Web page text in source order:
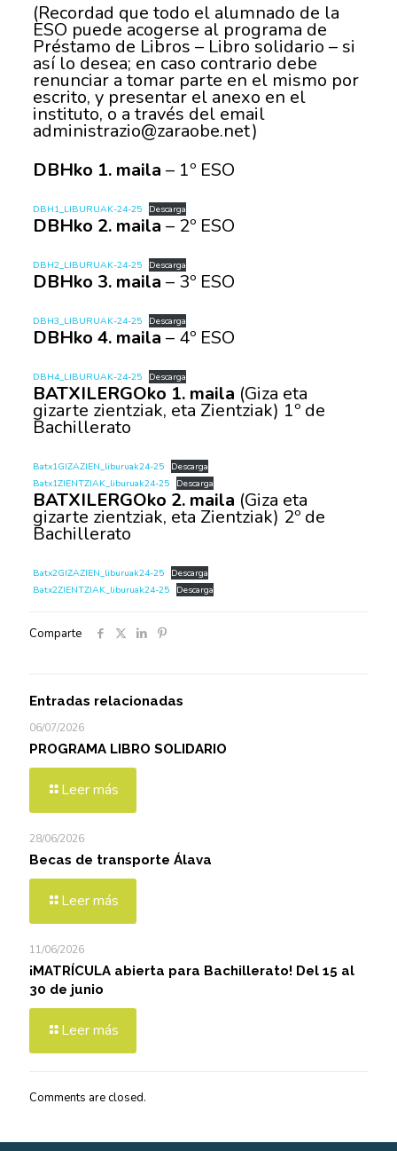
(Recordad que todo el alumnado de la
ESO puede acogerse al programa de
Préstamo de Libros – Libro solidario – si
así lo desea; en caso contrario debe
renunciar a tomar parte en el mismo por
escrito, y presentar el anexo en el
instituto, o a través del email
administrazio@zaraobe.net)
DBHko 1. maila – 1º ESO
DBH1_LIBURUAK-24-25 Descarga
DBHko 2. maila – 2º ESO
DBH2_LIBURUAK-24-25 Descarga
DBHko 3. maila – 3º ESO
DBH3_LIBURUAK-24-25 Descarga
DBHko 4. maila – 4º ESO
DBH4_LIBURUAK-24-25 Descarga
BATXILERGOko 1. maila (Giza eta
gizarte zientziak, eta Zientziak) 1º de
Bachillerato
Batx1GIZAZIEN_liburuak24-25
Descarga
Batx1ZIENTZIAK_liburuak24-25
Descarga
BATXILERGOko 2. maila (Giza eta
gizarte zientziak, eta Zientziak) 2º de
Bachillerato
Batx2GIZAZIEN_liburuak24-25
Descarga
Batx2ZIENTZIAK_liburuak24-25
Descarga
Comparte
Entradas relacionadas
06/07/2026
PROGRAMA LIBRO SOLIDARIO
Leer más
28/06/2026
Becas de transporte Álava
Leer más
11/06/2026
¡MATRÍCULA abierta para Bachillerato! Del 15 al
30 de junio
Leer más
Comments are closed.